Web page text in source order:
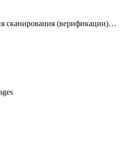
сканирования (верификации)…